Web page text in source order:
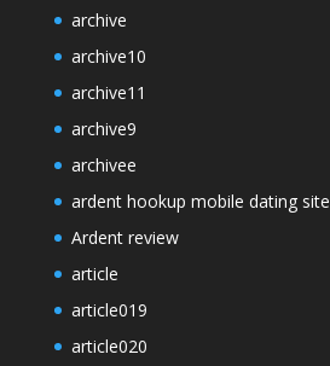
archive
archive10
archive11
archive9
archivee
ardent hookup mobile dating site
Ardent review
article
article019
article020